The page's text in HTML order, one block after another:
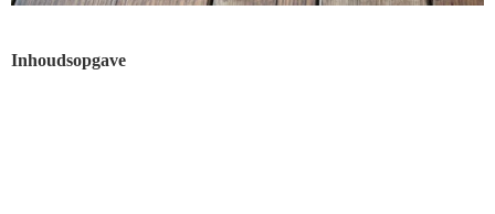
Inhoudsopgave